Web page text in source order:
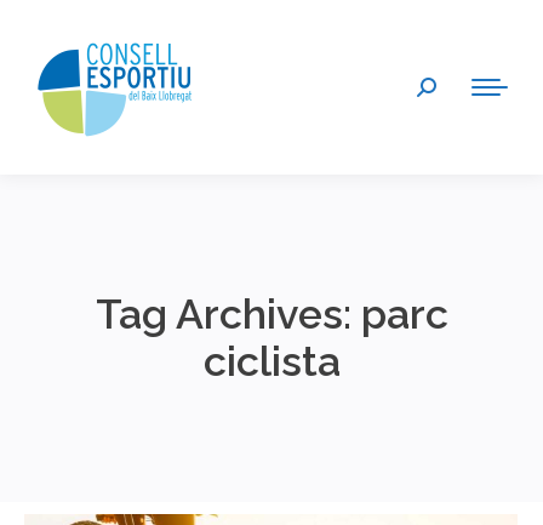
Search:
Tag Archives: parc
ciclista